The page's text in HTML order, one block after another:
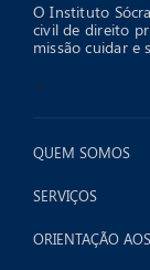
O Instituto
civil de direito
missão cuidar e
>
QUEM SOMOS
SERVIÇOS
ORIENTAÇÃO